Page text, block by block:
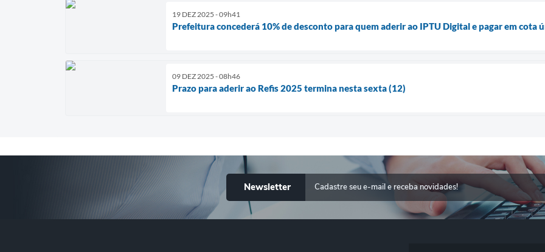
19 DEZ 2025 - 09h41
Prefeitura concederá 10% de desconto para quem aderir ao IPTU Digital e pagar em cota
09 DEZ 2025 - 08h46
Prazo para aderir ao Refis 2025 termina nesta sexta (12)
Newsletter